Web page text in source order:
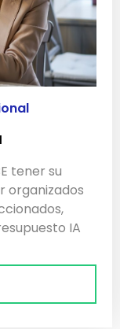
tener su
organizados
IA